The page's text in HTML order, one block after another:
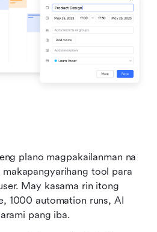
plano magpakailanman na
makapangyarihang tool para
May kasama rin itong
1000 automation runs, AI
pang iba.